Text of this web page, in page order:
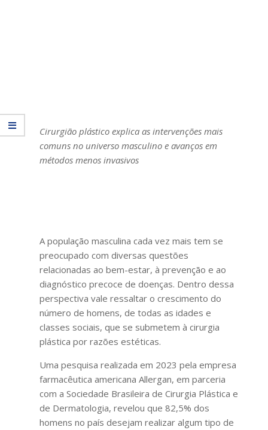
Cirurgião plástico explica as intervenções mais
comuns no universo masculino e avanços em
métodos menos invasivos
A população masculina cada vez mais tem se
preocupado com diversas questões
relacionadas ao bem-estar, à prevenção e ao
diagnóstico precoce de doenças. Dentro dessa
perspectiva vale ressaltar o crescimento do
número de homens, de todas as idades e
classes sociais, que se submetem à cirurgia
plástica por razões estéticas.
Uma pesquisa realizada em 2023 pela empresa
farmacêutica americana Allergan, em parceria
com a Sociedade Brasileira de Cirurgia Plástica e
de Dermatologia, revelou que 82,5% dos
homens no país desejam realizar algum tipo de